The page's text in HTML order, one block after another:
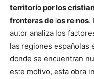
territorio por los
fronteras de los reinos.
autor analiza los
las regiones españolas
donde se encuentran
este motivo, esta obra